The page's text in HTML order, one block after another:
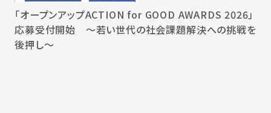
「オープンアップACTION for GOOD AWARDS 2026」
応募受付開始 〜若い世代の社会課題解決への挑戦を
後押し〜